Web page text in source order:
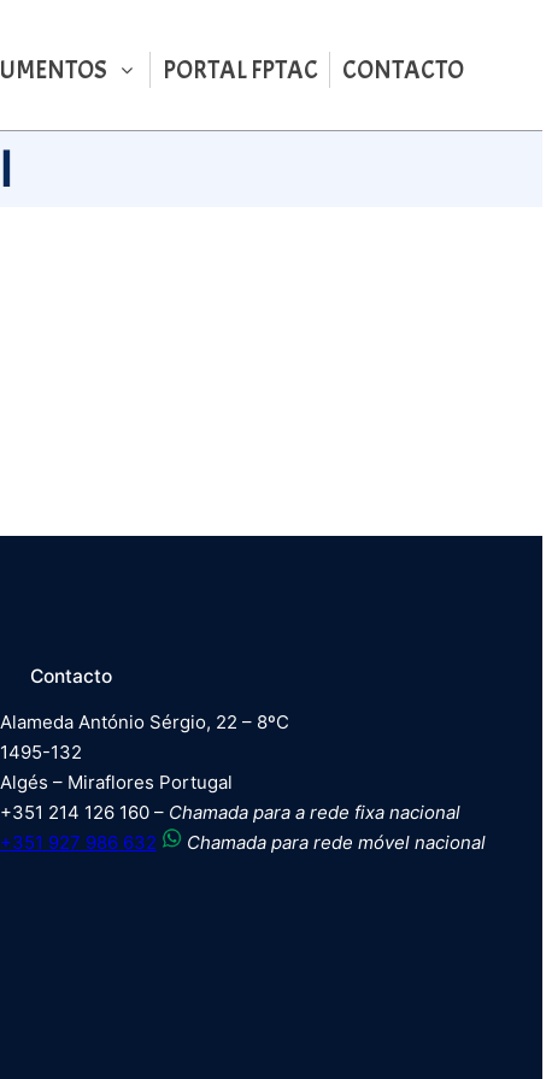
PORTAL FPTAC CONTACTO
Contacto
Alameda António Sérgio, 22 – 8ºC
1495-132
Algés – Miraflores Portugal
+351 214 126 160 – Chamada para a rede fixa nacional
+351 927 986 632
Chamada para rede móvel nacional